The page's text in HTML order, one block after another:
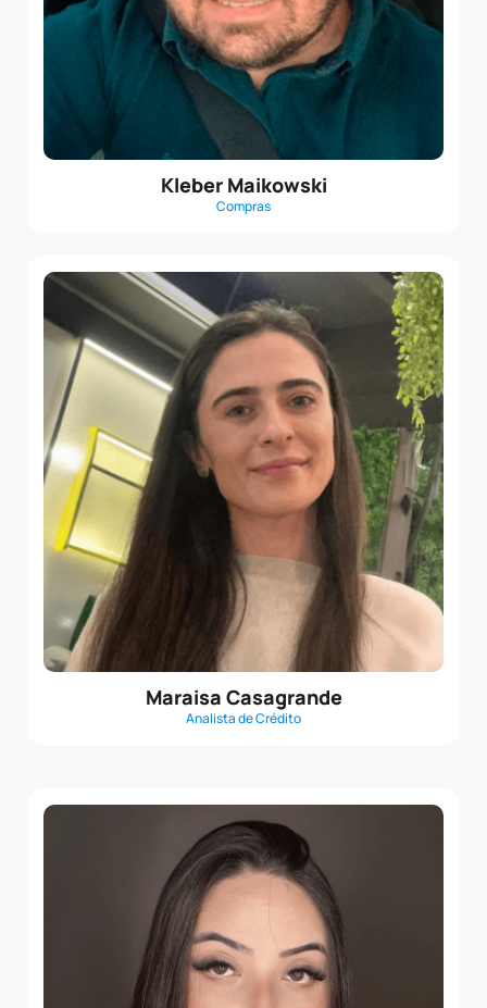
Kleber Maikowski
Compras
Maraisa Casagrande
Analista de Crédito